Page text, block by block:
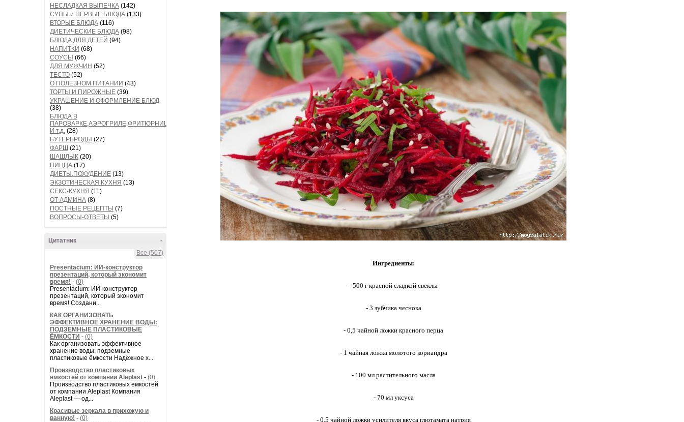
НЕСЛАДКАЯ ВЫПЕЧКА (142)
СУПЫ и ПЕРВЫЕ БЛЮДА (133)
ВТОРЫЕ БЛЮДА (116)
ДИЕТИЧЕСКИЕ БЛЮДА (98)
БЛЮДА ДЛЯ ДЕТЕЙ (94)
НАПИТКИ (68)
СОУСЫ (66)
ДЛЯ МУЖЧИН (52)
ТЕСТО (52)
О ПОЛЕЗНОМ ПИТАНИИ (43)
ТОРТЫ И ПИРОЖНЫЕ (39)
УКРАШЕНИЕ И ОФОРМЛЕНИЕ БЛЮД
(38)
БЛЮДА В
ПАРОВАРКЕ,АЭРОГРИЛЕ,ФРИТЮРНИЦЕ
И т.д. (28)
БУТЕРБРОДЫ (27)
ФАРШ (21)
ШАШЛЫК (20)
ПИЦЦА (17)
ДИЕТЫ,ПОХУДЕНИЕ (13)
ЭКЗОТИЧЕСКАЯ КУХНЯ (13)
СЕКС-КУХНЯ (11)
ОТ АДМИНА (8)
ПОСТНЫЕ РЕЦЕПТЫ (7)
ВОПРОСЫ-ОТВЕТЫ (5)
-
Цитатник
Все (507)
Presentacium: ИИ‑конструктор
презентаций, который экономит
время! - (0)
Presentacium: ИИ‑конструктор
презентаций, который экономит
время! Создани...
КАК ОРГАНИЗОВАТЬ
ЭФФЕКТИВНОЕ ХРАНЕНИЕ ВОДЫ:
ПОДЗЕМНЫЕ ПЛАСТИКОВЫЕ
ЁМКОСТИ - (0)
Как организовать эффективное
хранение воды: подземные
пластиковые ёмкости Надёжное х...
Производство пластиковых
емкостей от компании Aleplast - (0)
Производство пластиковых емкостей
от компании Aleplast Компания
Aleplast — од...
Красивые зеркала в прихожую и
ванную! - (0)
Ингредиенты:
- 500 г красной сладкой свеклы
- 3 зубчика чеснока
- 0,5 чайной ложки красного перца
- 1 чайная ложка молотого кориандра
- 100 мл растительного масла
- 70 мл уксуса
- 0,5 чайной ложки усилителя вкуса глютамата натрия